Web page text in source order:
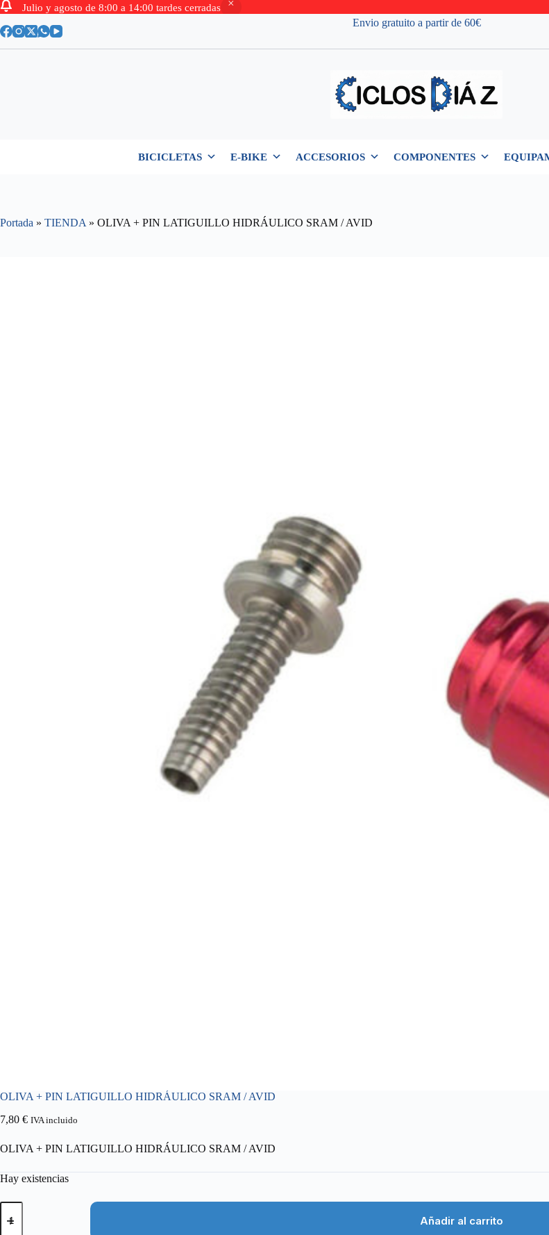
Julio y agosto de 8:00 a 14:00 tardes cerradas
al
Envio gratuito a partir de 60€
BICICLETAS E-BIKE ACCESORIOS COMPONENTES
Portada » TIENDA » OLIVA + PIN LATIGUILLO HIDRÁULICO SRAM / AVID
OLIVA + PIN LATIGUILLO HIDRÁULICO SRAM / AVID
7,80 € IVA incluido
OLIVA + PIN LATIGUILLO HIDRÁULICO SRAM / AVID
Hay existencias
OLIVA
Añadir al carrito